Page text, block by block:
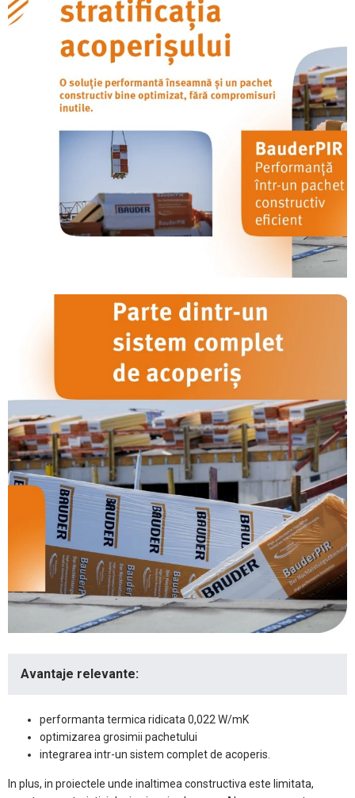
Avantaje relevante:
performanta termica ridicata 0,022 W/mK
optimizarea grosimii pachetului
integrarea intr-un sistem complet de acoperis.
In plus, in proiectele unde inaltimea constructiva este limitata,